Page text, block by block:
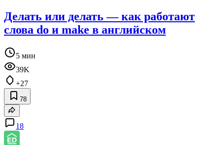
Делать или делать — как работают
слова do и make в английском
5 мин
39K
+27
78
18